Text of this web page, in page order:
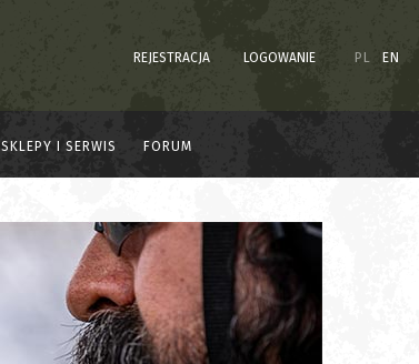
REJESTRACJA LOGOWANIE PL EN
SKLEPY I SERWIS FORUM